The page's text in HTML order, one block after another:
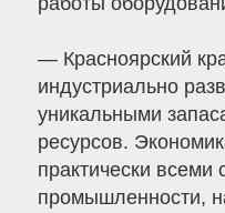
— Красноярский
индустриально
уникальными
ресурсов.
практически всеми
промышленности,